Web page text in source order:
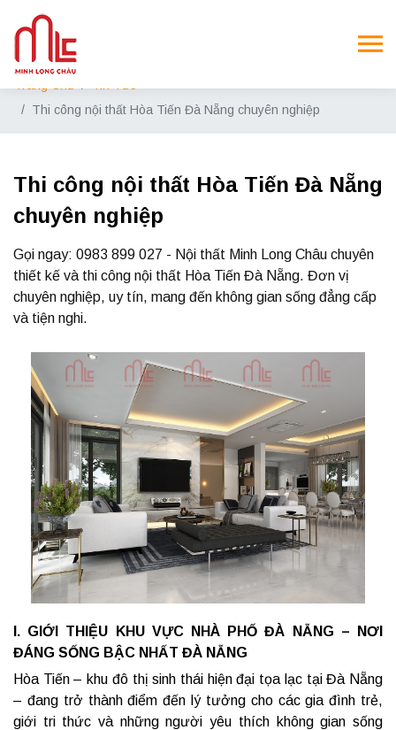
Trang Chủ
Tin Tức
Thi công nội thất Hòa Tiến Đà Nẵng chuyên nghiệp
Thi công nội thất Hòa Tiến Đà Nẵng
chuyên nghiệp
Gọi ngay: 0983 899 027 - Nội thất Minh Long Châu chuyên
thiết kế và thi công nội thất Hòa Tiến Đà Nẵng. Đơn vị
chuyên nghiệp, uy tín, mang đến không gian sống đẳng cấp
và tiện nghi.
I. GIỚI THIỆU KHU VỰC NHÀ PHỐ ĐÀ NẴNG – NƠI
ĐÁNG SỐNG BẬC NHẤT ĐÀ NẴNG
Hòa Tiến – khu đô thị sinh thái hiện đại tọa lạc tại Đà Nẵng
– đang trở thành điểm đến lý tưởng cho các gia đình trẻ,
giới tri thức và những người yêu thích không gian sống